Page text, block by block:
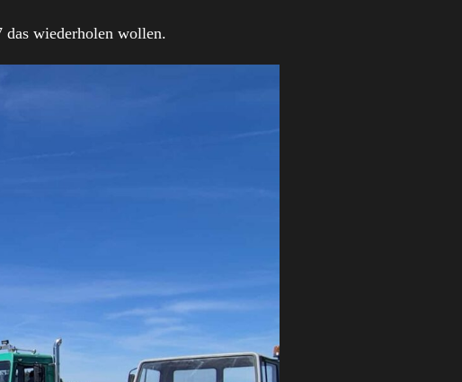
wiederholen wollen.